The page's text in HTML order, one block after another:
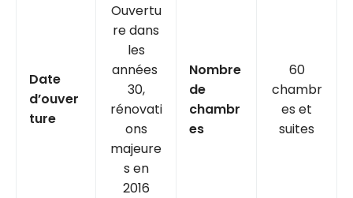
Date
d’ouver
ture
Ouvertu
re dans
les
années
30,
rénovati
ons
majeure
s en
2016
Nombre
de
chambr
es
60
chambr
es et
suites